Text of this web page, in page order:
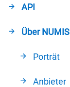
API
Über NUMIS
Porträt
Anbieter